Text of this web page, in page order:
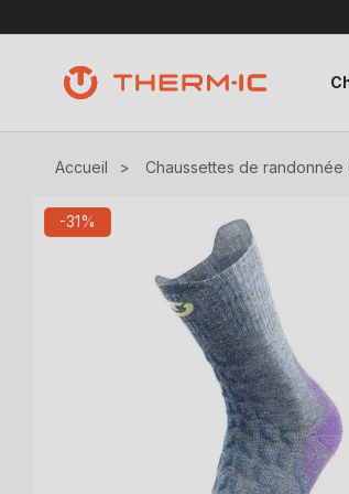
Accueil > Chaussettes de randonnée
Passer aux informations produits
-31%